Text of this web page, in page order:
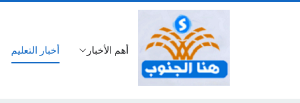
أهم الأخبار أخبار التعليم